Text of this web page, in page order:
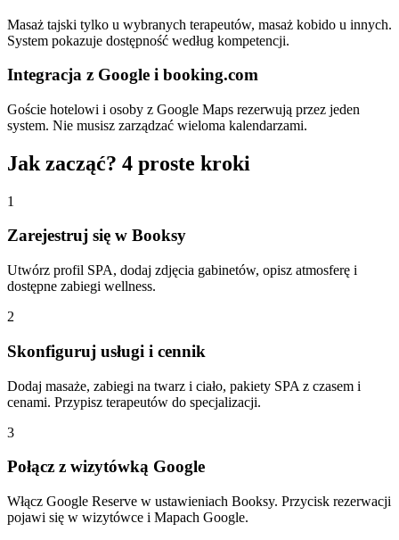
Masaż tajski tylko u wybranych terapeutów, masaż kobido u innych.
System pokazuje dostępność według kompetencji.
Integracja z Google i booking.com
Goście hotelowi i osoby z Google Maps rezerwują przez jeden
system. Nie musisz zarządzać wieloma kalendarzami.
Jak zacząć? 4 proste kroki
1
Zarejestruj się w Booksy
Utwórz profil SPA, dodaj zdjęcia gabinetów, opisz atmosferę i
dostępne zabiegi wellness.
2
Skonfiguruj usługi i cennik
Dodaj masaże, zabiegi na twarz i ciało, pakiety SPA z czasem i
cenami. Przypisz terapeutów do specjalizacji.
3
Połącz z wizytówką Google
Włącz Google Reserve w ustawieniach Booksy. Przycisk rezerwacji
pojawi się w wizytówce i Mapach Google.